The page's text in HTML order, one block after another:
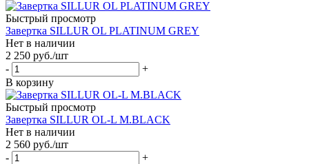
Быстрый просмотр
Завертка SILLUR OL PLATINUM GREY
Нет в наличии
2 250 руб./шт
-
+
В корзину
Быстрый просмотр
Завертка SILLUR OL-L M.BLACK
Нет в наличии
2 560 руб./шт
-
+